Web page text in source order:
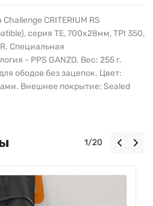
CRITERIUM RS
серия TE, 700х28мм, TPI 350,
Специальная
- PPS GANZO. Вес: 255 г.
ободов без зацепок. Цвет:
Внешнее покрытие: Sealed
1/20